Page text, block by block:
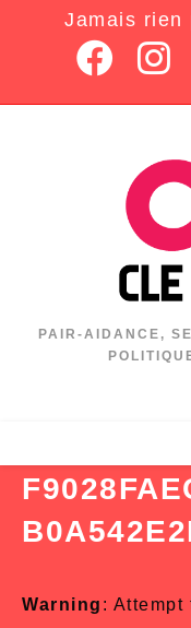
Jamais rien
PAIR-AIDANCE,
Warning :